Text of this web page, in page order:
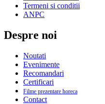
Termeni si conditii
ANPC
Despre noi
Noutati
Evenimente
Recomandari
Certificari
Filme prezentare horeca
Contact